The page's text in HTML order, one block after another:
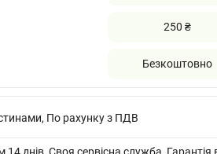
250 ₴
Безкоштовно
По рахунку з ПДВ